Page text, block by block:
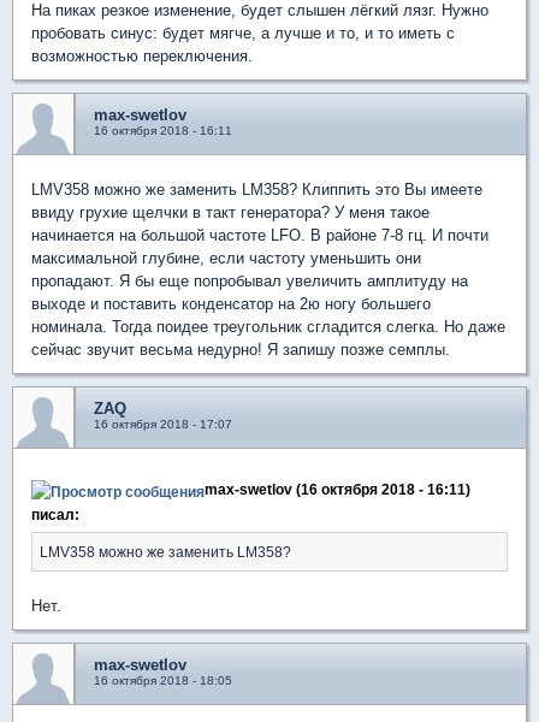
На пиках резкое изменение, будет слышен лёгкий лязг. Нужно
пробовать синус: будет мягче, а лучше и то, и то иметь с
возможностью переключения.
max-swetlov
16 октября 2018 - 16:11
LMV358 можно же заменить LM358? Клиппить это Вы имеете
ввиду грухие щелчки в такт генератора? У меня такое
начинается на большой частоте LFO. В районе 7-8 гц. И почти
максимальной глубине, если частоту уменьшить они
пропадают. Я бы еще попробывал увеличить амплитуду на
выходе и поставить конденсатор на 2ю ногу большего
номинала. Тогда поидее треугольник сгладится слегка. Но даже
сейчас звучит весьма недурно! Я запишу позже семплы.
ZAQ
16 октября 2018 - 17:07
max-swetlov (16 октября 2018 - 16:11)
писал:
LMV358 можно же заменить LM358?
Нет.
max-swetlov
16 октября 2018 - 18:05